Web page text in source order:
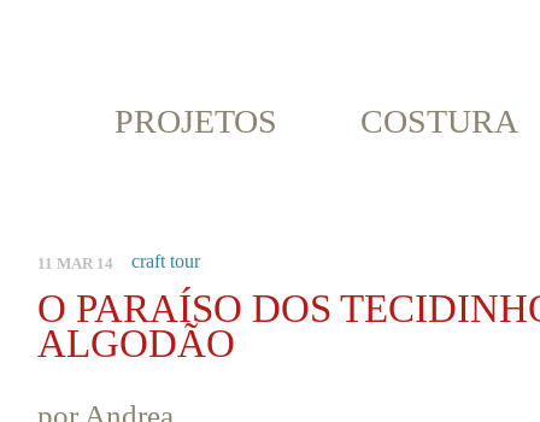
PROJETOS COSTURA
11 MAR 14 craft tour
O PARAÍSO DOS
ALGODÃO
por Andrea